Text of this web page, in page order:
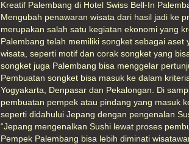
Kreatif Palembang di Hotel Swiss Bell-In
Mengubah penawaran wisata dari hasil jadi ke
merupakan salah satu kegiatan ekonomi yang
Palembang telah memiliki songket sebagai aset
wisata, seperti motif dan corak songket yang
songket juga Palembang bisa menggelar
Pembuatan songket bisa masuk ke dalam
Yogyakarta, Denpasar dan Pekalongan. Di
pembuatan pempek atau pindang yang masuk
seperti didahului Jepang dengan pengenalan
“Jepang mengenalkan Sushi lewat proses
Pempek Palembang bisa lebih diminati